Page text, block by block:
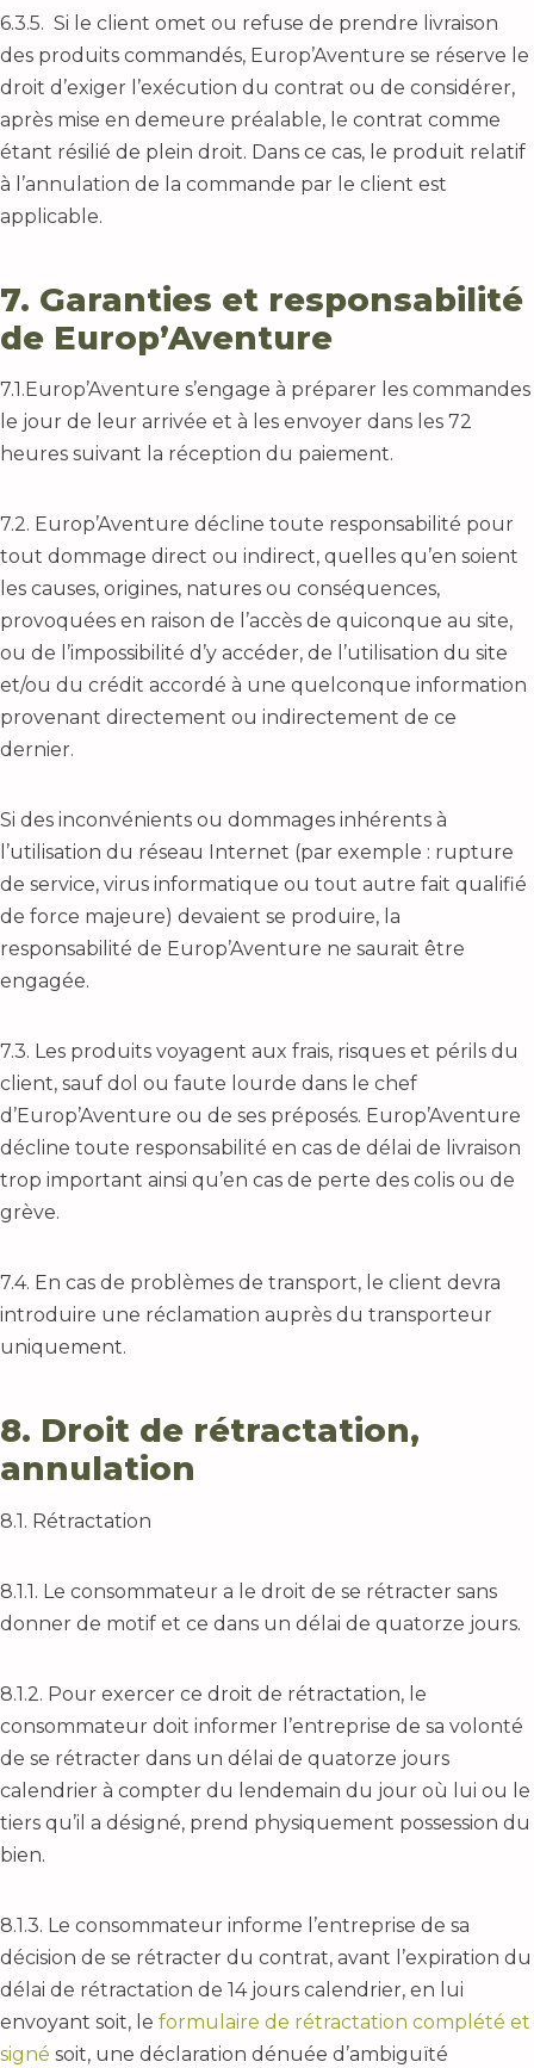
6.3.5. Si le client omet ou refuse de prendre livraison
des produits commandés, Europ’Aventure se réserve le
droit d’exiger l’exécution du contrat ou de considérer,
après mise en demeure préalable, le contrat comme
étant résilié de plein droit. Dans ce cas, le produit relatif
à l’annulation de la commande par le client est
applicable.
7. Garanties et responsabilité
de Europ’Aventure
7.1.Europ’Aventure s’engage à préparer les commandes
le jour de leur arrivée et à les envoyer dans les 72
heures suivant la réception du paiement.
7.2. Europ’Aventure décline toute responsabilité pour
tout dommage direct ou indirect, quelles qu’en soient
les causes, origines, natures ou conséquences,
provoquées en raison de l’accès de quiconque au site,
ou de l’impossibilité d’y accéder, de l’utilisation du site
et/ou du crédit accordé à une quelconque information
provenant directement ou indirectement de ce
dernier.
Si des inconvénients ou dommages inhérents à
l’utilisation du réseau Internet (par exemple : rupture
de service, virus informatique ou tout autre fait qualifié
de force majeure) devaient se produire, la
responsabilité de Europ’Aventure ne saurait être
engagée.
7.3. Les produits voyagent aux frais, risques et périls du
client, sauf dol ou faute lourde dans le chef
d’Europ’Aventure ou de ses préposés. Europ’Aventure
décline toute responsabilité en cas de délai de livraison
trop important ainsi qu’en cas de perte des colis ou de
grève.
7.4. En cas de problèmes de transport, le client devra
introduire une réclamation auprès du transporteur
uniquement.
8. Droit de rétractation,
annulation
8.1. Rétractation
8.1.1. Le consommateur a le droit de se rétracter sans
donner de motif et ce dans un délai de quatorze jours.
8.1.2. Pour exercer ce droit de rétractation, le
consommateur doit informer l’entreprise de sa volonté
de se rétracter dans un délai de quatorze jours
calendrier à compter du lendemain du jour où lui ou le
tiers qu’il a désigné, prend physiquement possession du
bien.
8.1.3. Le consommateur informe l’entreprise de sa
décision de se rétracter du contrat, avant l’expiration du
délai de rétractation de 14 jours calendrier, en lui
envoyant soit, le formulaire de rétractation complété et
signé soit, une déclaration dénuée d’ambiguïté